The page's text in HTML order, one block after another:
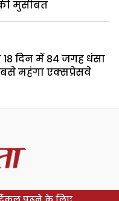
मुसीबत
18 दिन में 84 जगह धंसा
महंगा एक्सप्रेसवे